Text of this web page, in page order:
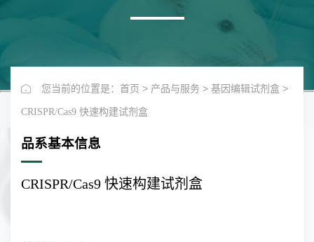
您当前的位置是：首页 > 产品与服务 > 基因编辑试剂盒 >
CRISPR/Cas9 快速构建试剂盒
品系基本信息
CRISPR/Cas9 快速构建试剂盒